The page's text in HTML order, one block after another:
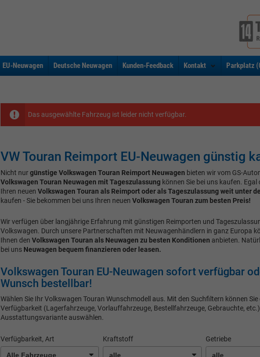
EU-Neuwagen Deutsche Neuwagen Kunden-Feedback Kontakt Parkplatz (
Das ausgewählte Fahrzeug ist leider nicht verfügbar.
VW Touran Reimport EU-Neuwagen günstig
Nicht nurgünstige Volkswagen Touran Reimport Neuwagen bieten wir vom GS-
Volkswagen Touran Neuwagen mit Tageszulassung können Sie bei uns kaufen. Egal
Ihren neuen Volkswagen Touran als Reimport oder als Tageszulassung weit unter
kaufen - Sie bekommen bei uns Ihren neuen Volkswagen Touran zum besten Preis!
Wir verfügen über langjährige Erfahrung mit günstigen Reimporten und
Volkswagen. Durch unsere Partnerschaften mit Neuwagenhändlern in ganz Europa
Ihnen den Volkswagen Touran als Neuwagen zu besten Konditionen anbieten.
bei uns Neuwagen bequem finanzieren oder leasen.
Volkswagen Touran EU-Neuwagen sofort verfügbar
Wunsch bestellbar!
Wählen Sie Ihr Volkswagen Touran Wunschmodell aus. Mit den Suchfiltern können Sie
Verfügbarkeit (Lagerfahrzeuge, Vorlauffahrzeuge, Bestellfahrzeuge, Gebrauchte,
Ausstattungsvariante auswählen.
Verfügbarkeit, Art Kraftstoff Getriebe